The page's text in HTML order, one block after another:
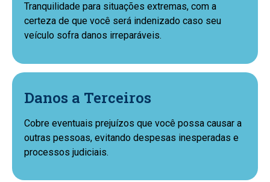
Tranquilidade para situações extremas, com a
certeza de que você será indenizado caso seu
veículo sofra danos irreparáveis.
Danos a Terceiros
Cobre eventuais prejuízos que você possa causar a
outras pessoas, evitando despesas inesperadas e
processos judiciais.